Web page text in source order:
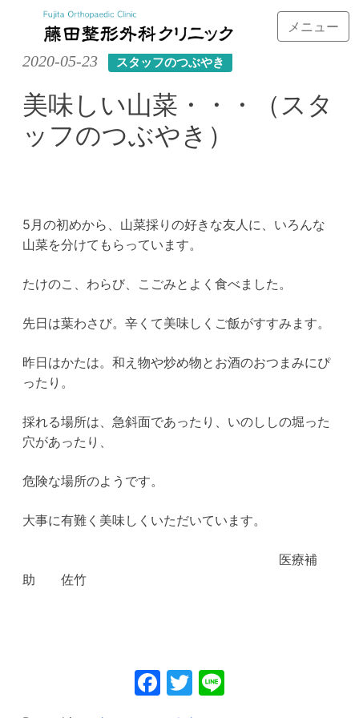
メニュー
2020-05-23 スタッフのつぶやき
美味しい山菜・・・（スタ
ッフのつぶやき）
5 月の初めから、山菜採りの好きな友人に、いろんな
山菜を分けてもらっています。
たけのこ、わらび、こごみとよく食べました。
先日は葉わさび。辛くて美味しくご飯がすすみます。
昨日はかたは。和え物や炒め物とお酒のおつまみにぴ
ったり。
採れる場所は、急斜面であったり、いのししの堀った
穴があったり、
危険な場所のようです。
大事に有難く美味しくいただいています。
医療補
助 佐竹
Facebook
Twitter